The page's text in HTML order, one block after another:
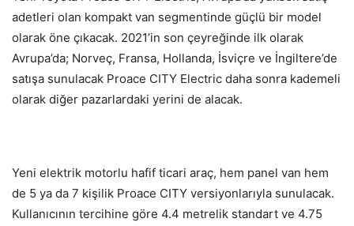
adetleri olan kompakt van segmentinde güçlü bir model
olarak öne çıkacak. 2021’in son çeyreğinde ilk olarak
Avrupa’da; Norveç, Fransa, Hollanda, İsviçre ve İngiltere’de
satışa sunulacak Proace CITY Electric daha sonra kademeli
olarak diğer pazarlardaki yerini de alacak.
Yeni elektrik motorlu hafif ticari araç, hem panel van hem
de 5 ya da 7 kişilik Proace CITY versiyonlarıyla sunulacak.
Kullanıcının tercihine göre 4.4 metrelik standart ve 4.75